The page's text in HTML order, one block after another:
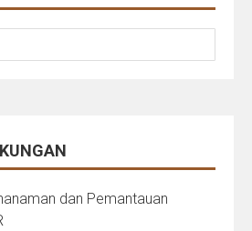
dan Pemantauan